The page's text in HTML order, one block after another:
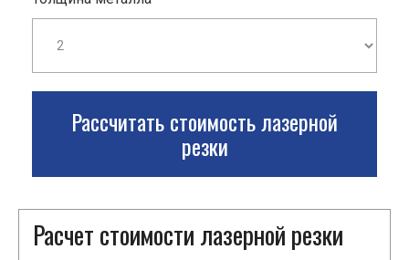
Рассчитать стоимость лазерной
резки
Расчет стоимости лазерной резки